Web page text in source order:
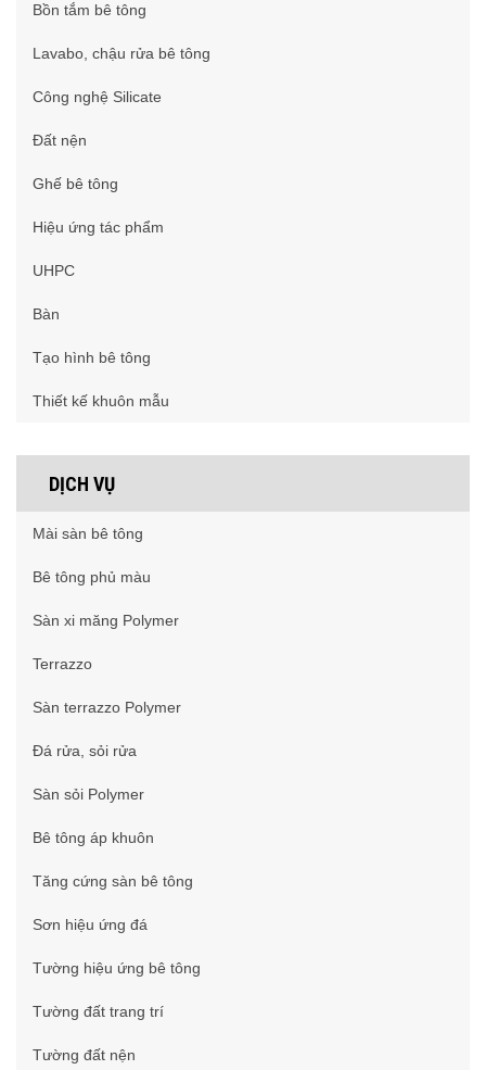
Bồn tắm bê tông
Lavabo, chậu rửa bê tông
Công nghệ Silicate
Đất nện
Ghế bê tông
Hiệu ứng tác phẩm
UHPC
Bàn
Tạo hình bê tông
Thiết kế khuôn mẫu
DỊCH VỤ
Mài sàn bê tông
Bê tông phủ màu
Sàn xi măng Polymer
Terrazzo
Sàn terrazzo Polymer
Đá rửa, sỏi rửa
Sàn sỏi Polymer
Bê tông áp khuôn
Tăng cứng sàn bê tông
Sơn hiệu ứng đá
Tường hiệu ứng bê tông
Tường đất trang trí
Tường đất nện